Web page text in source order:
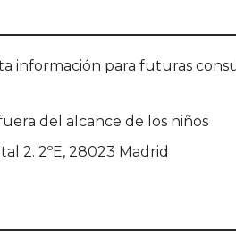
información para futuras
del alcance de los niños
2. 2ºE, 28023 Madrid